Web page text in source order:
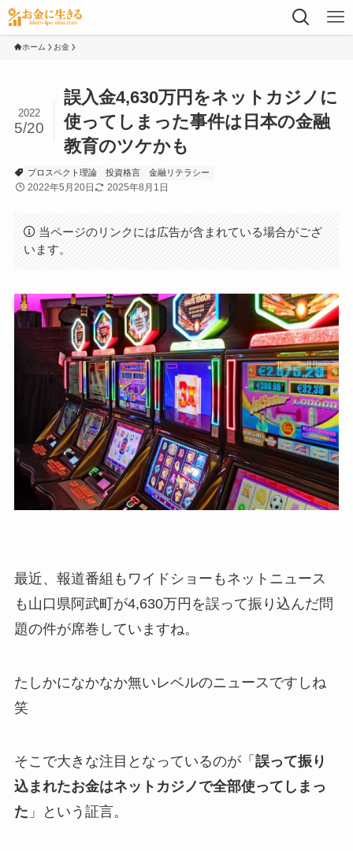
ホーム お金
誤入金4,630万円をネットカジノに
使ってしまった事件は日本の金融
教育のツケかも
2022
5/20
プロスペクト理論 投資格言 金融リテラシー
2022年5月20日 2025年8月1日
当ページのリンクには広告が含まれている場合がござ
います。
最近、報道番組もワイドショーもネットニュース
も山口県阿武町が4,630万円を誤って振り込んだ問
題の件が席巻していますね。
たしかになかなか無いレベルのニュースですしね
笑
そこで大きな注目となっているのが「 誤って振り
込まれたお金はネットカジノで全部使ってしまっ
た 」という証言。